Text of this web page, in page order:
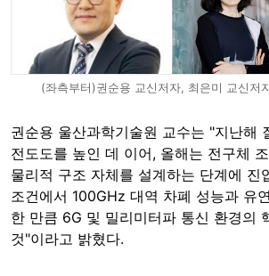
(좌측부터)권순용 교신저자, 최은미 교신저
권순용 울산과학기술원 교수는 "지난해
전도도를 높인 데 이어, 올해는 전구체
물리적 구조 자체를 설계하는 단계에 진
조건에서 100GHz 대역 차폐 성능과 유
한 만큼 6G 및 밀리미터파 통신 환경의
것"이라고 밝혔다.